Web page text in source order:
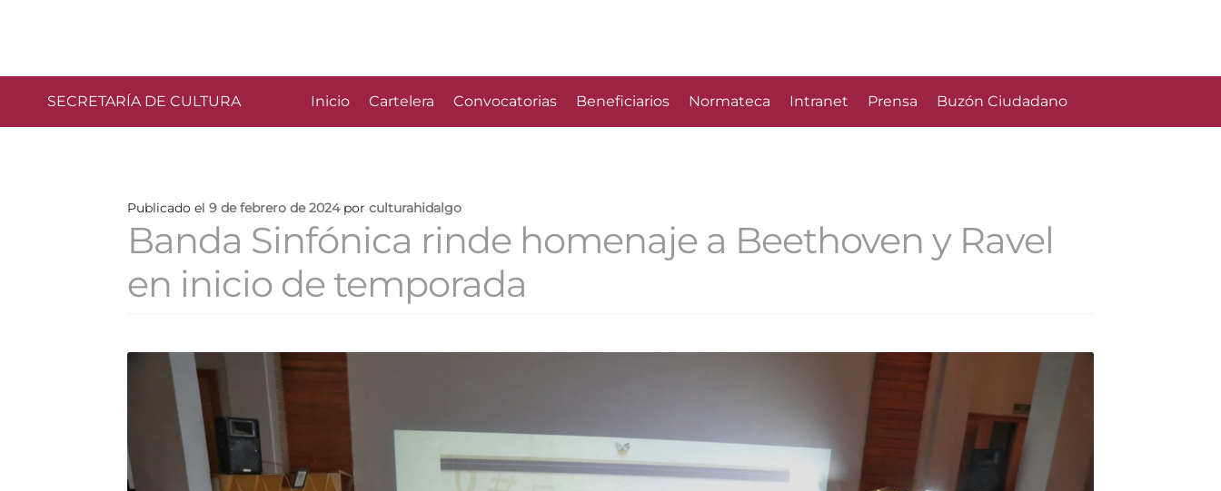
SECRETARÍA DE CULTURA Inicio Cartelera Convocatorias Beneficiarios Normateca Intranet Prensa Buzón Ciudadano
Publicado el9 de febrero de 2024 porculturahidalgo
Banda Sinfónica rinde homenaje a Beethoven y Ravel
en inicio de temporada